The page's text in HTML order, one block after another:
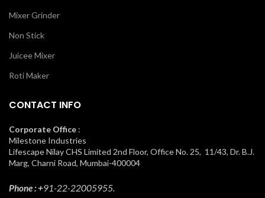
Mixer Grinder
Non Stick
Juicee Mixer
Roti Maker
CONTACT INFO
Corporate Office :
Milestone Industries
Lifescape Nilay CHS Limited 2nd Floor, Office No. 25, 11/43, Dr. B.J.
Marg, Charni Road, Mumbai-400004
Phone : +91-22-22005955.